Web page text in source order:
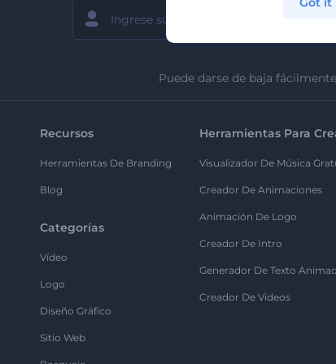
Puede darse de baja
Recursos
Herramientas De Branding
Blog
Categorías
Vídeo
Logo
Diseño Gráfico
Sitio Web
Herramientas Para
Visualizador De Música
Creador De Animaciones
Animación De Logo
Creador De Intro
Generador De Texto
Creador De Videos